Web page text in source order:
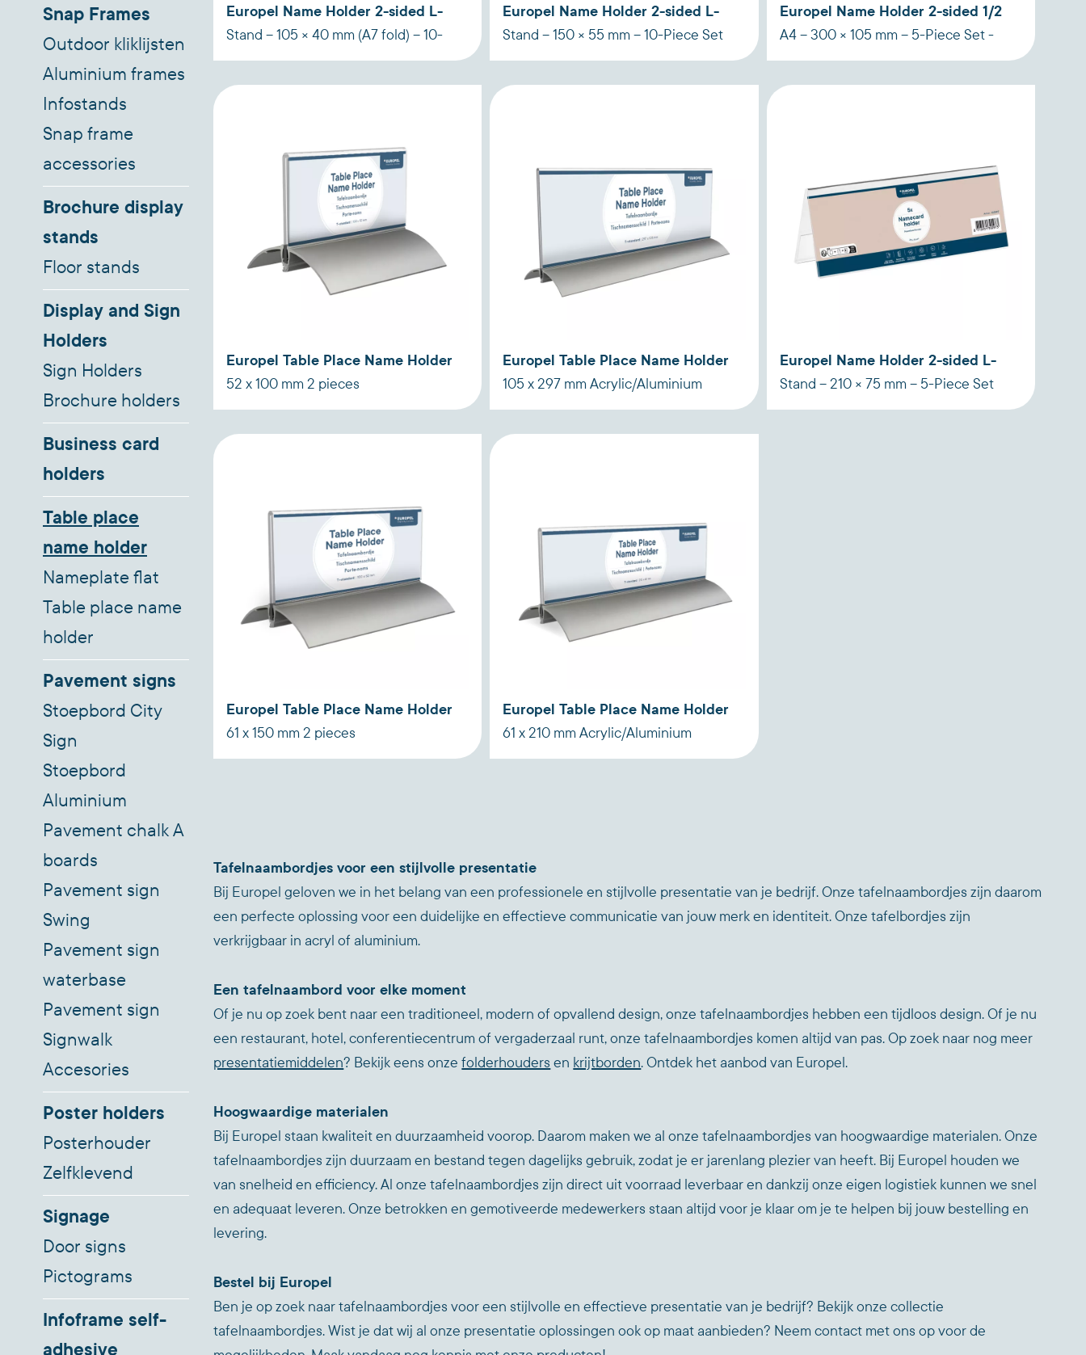
Snap Frames
Outdoor kliklijsten
Aluminium frames
Infostands
Snap frame
accessories
Brochure display
stands
Floor stands
Display and Sign
Holders
Sign Holders
Brochure holders
Business card
holders
Table place
name holder
Nameplate flat
Table place name
holder
Pavement signs
Stoepbord City
Sign
Stoepbord
Aluminium
Pavement chalk A
boards
Pavement sign
Swing
Pavement sign
waterbase
Pavement sign
Signwalk
Accesories
Poster holders
Posterhouder
Zelfklevend
Signage
Door signs
Pictograms
Infoframe self-
adhesive
Europel Name Holder 2-sided L-
Stand – 105 × 40 mm (A7 fold) – 10-
Piece Set
Europel Name Holder 2-sided L-
Stand – 150 × 55 mm – 10-Piece Set
Europel Name Holder 2-sided 1/2
A4 – 300 × 105 mm – 5-Piece Set -
Acryl
Europel Table Place Name Holder
52 x 100 mm 2 pieces
Acrylic/Aluminium
Europel Table Place Name Holder
105 x 297 mm Acrylic/Aluminium
Europel Name Holder 2-sided L-
Stand – 210 × 75 mm – 5-Piece Set
Europel Table Place Name Holder
61 x 150 mm 2 pieces
Acrylic/Aluminium
Europel Table Place Name Holder
61 x 210 mm Acrylic/Aluminium
Tafelnaambordjes voor een stijlvolle presentatie
Bij Europel geloven we in het belang van een professionele en stijlvolle presentatie van je bedrijf. Onze tafelnaambordjes zijn daarom
een perfecte oplossing voor een duidelijke en effectieve communicatie van jouw merk en identiteit. Onze tafelbordjes zijn
verkrijgbaar in acryl of aluminium.
Een tafelnaambord voor elke moment
Of je nu op zoek bent naar een traditioneel, modern of opvallend design, onze tafelnaambordjes hebben een tijdloos design. Of je nu
een restaurant, hotel, conferentiecentrum of vergaderzaal runt, onze tafelnaambordjes komen altijd van pas. Op zoek naar nog meer
presentatiemiddelen? Bekijk eens onzefolderhouders en krijtborden. Ontdek het aanbod van Europel.
Hoogwaardige materialen
Bij Europel staan kwaliteit en duurzaamheid voorop. Daarom maken we al onze tafelnaambordjes van hoogwaardige materialen. Onze
tafelnaambordjes zijn duurzaam en bestand tegen dagelijks gebruik, zodat je er jarenlang plezier van heeft. Bij Europel houden we
van snelheid en efficiency. Al onze tafelnaambordjes zijn direct uit voorraad leverbaar en dankzij onze eigen logistiek kunnen we snel
en adequaat leveren. Onze betrokken en gemotiveerde medewerkers staan altijd voor je klaar om je te helpen bij jouw bestelling en
levering.
Bestel bij Europel
Ben je op zoek naar tafelnaambordjes voor een stijlvolle en effectieve presentatie van je bedrijf? Bekijk onze collectie
tafelnaambordjes. Wist je dat wij al onze presentatie oplossingen ook op maat aanbieden? Neem contact met ons op voor de